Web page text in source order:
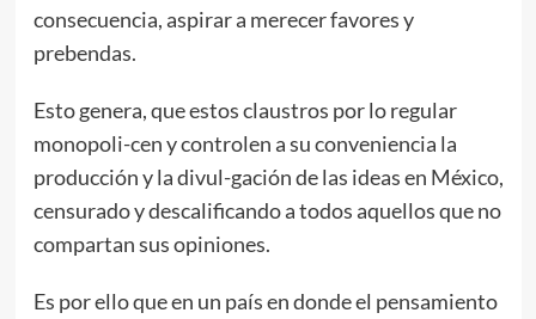
consecuencia, aspirar a merecer favores y
prebendas.
Esto genera, que estos claustros por lo regular
monopoli-cen y controlen a su conveniencia la
producción y la divul-gación de las ideas en México,
censurado y descalificando a todos aquellos que no
compartan sus opiniones.
Es por ello que en un país en donde el pensamiento